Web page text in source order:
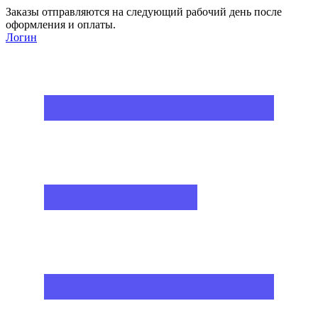
Заказы отправляются на следующий рабочий день после
оформления и оплаты.
Логин